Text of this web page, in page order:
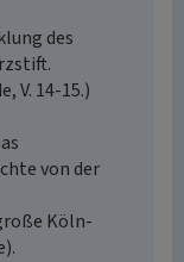
des
V. 14-15.)
von der
Köln-